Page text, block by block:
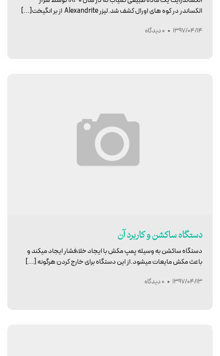
الکساندر در کوه های اورال کشف شد.لیزر Alexandrite از بر انگیخت[...]
1397/04/14 0 دیدگاه
دستگاه ساکشن و کاربرد آن
دستگاه ساکشن به وسیله پمپ مکش با ایجاد خلا،فشار ایجاد میکند و
باعث مکش مایعات میشود.از این دستگاه برای خارج کردن هرگونه [...]
1397/04/13 0 دیدگاه